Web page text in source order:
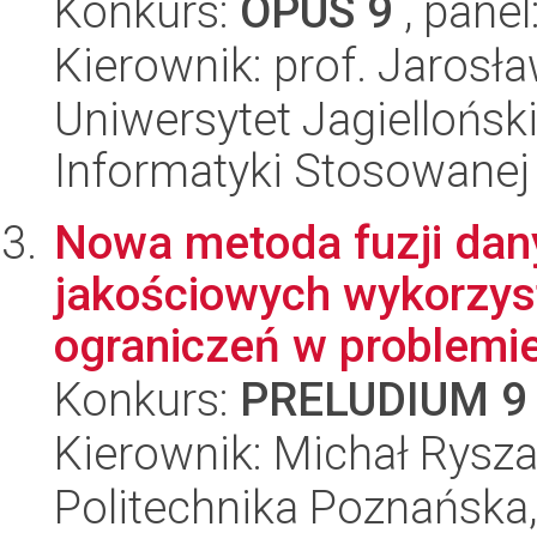
Konkurs: OPUS 9 ,
Kierownik: prof.
Uniwersytet
Informatyki Stosowanej
Nowa metoda fuzji
jakościowych
ograniczeń w
Konkurs: PRELUDIUM 9
Kierownik: Michał
Politechnika